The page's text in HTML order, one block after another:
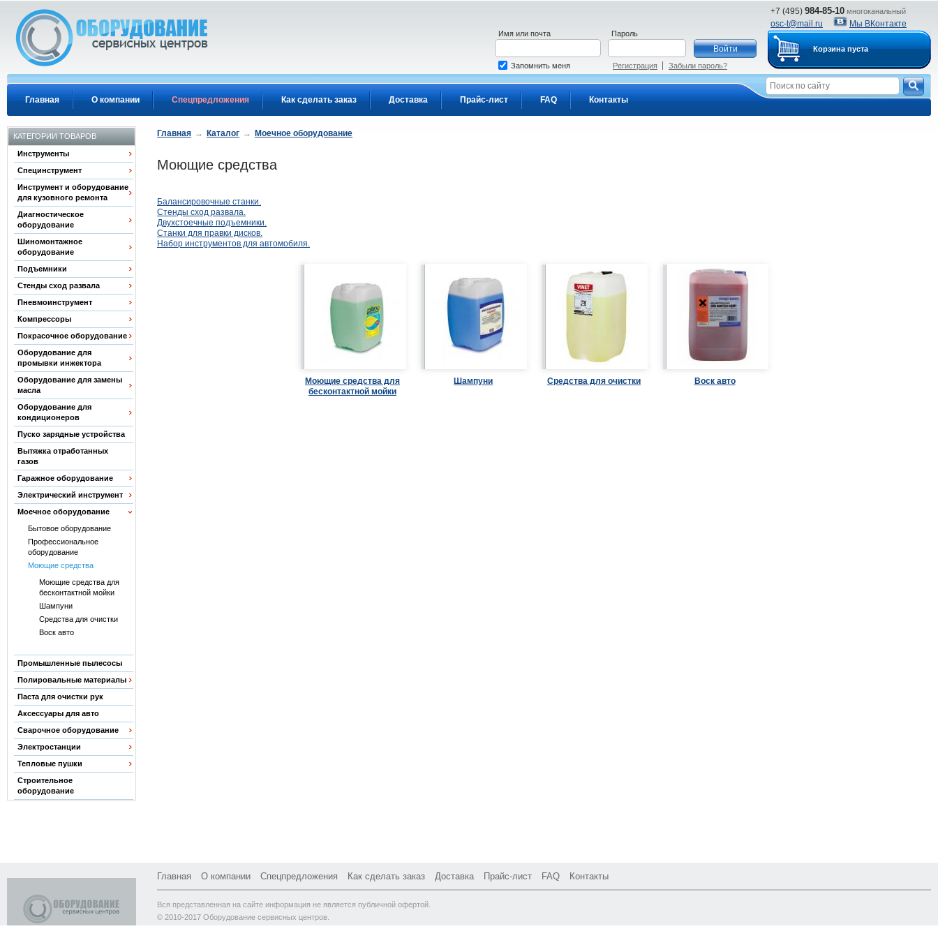
+7 (495) 984-85-10 многоканальный
osc-t@mail.ru Мы ВКонтакте
Главная О компании Спецпредложения Как сделать заказ Доставка Прайс-лист FAQ Контакты
Имя или почта Пароль
Запомнить меня Регистрация Забыли пароль?
Корзина пуста
КАТЕГОРИИ ТОВАРОВ
Инструменты
Специнструмент
Инструмент и оборудование
для кузовного ремонта
Диагностическое
оборудование
Шиномонтажное
оборудование
Подъемники
Стенды сход развала
Пневмоинструмент
Компрессоры
Покрасочное оборудование
Оборудование для
промывки инжектора
Оборудование для замены
масла
Оборудование для
кондиционеров
Пуско зарядные устройства
Вытяжка отработанных
газов
Гаражное оборудование
Электрический инструмент
Моечное оборудование
Бытовое оборудование
Профессиональное
оборудование
Моющие средства
Моющие средства для
бесконтактной мойки
Шампуни
Средства для очистки
Воск авто
Промышленные пылесосы
Полировальные материалы
Паста для очистки рук
Аксессуары для авто
Сварочное оборудование
Электростанции
Тепловые пушки
Строительное
оборудование
Главная → Каталог → Моечное оборудование
Моющие средства
Балансировочные станки.
Стенды сход развала.
Двухстоечные подъемники.
Станки для правки дисков.
Набор инструментов для автомобиля.
Моющие средства для
бесконтактной мойки
Шампуни Средства для очистки Воск авто
Главная О компании Спецпредложения Как сделать заказ Доставка Прайс-лист FAQ Контакты
Вся представленная на сайте информация не является публичной офертой.
© 2010-2017 Оборудование сервисных центров.